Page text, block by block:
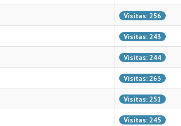
Visitas: 256
Visitas: 243
Visitas: 244
Visitas: 263
Visitas: 251
Visitas: 245